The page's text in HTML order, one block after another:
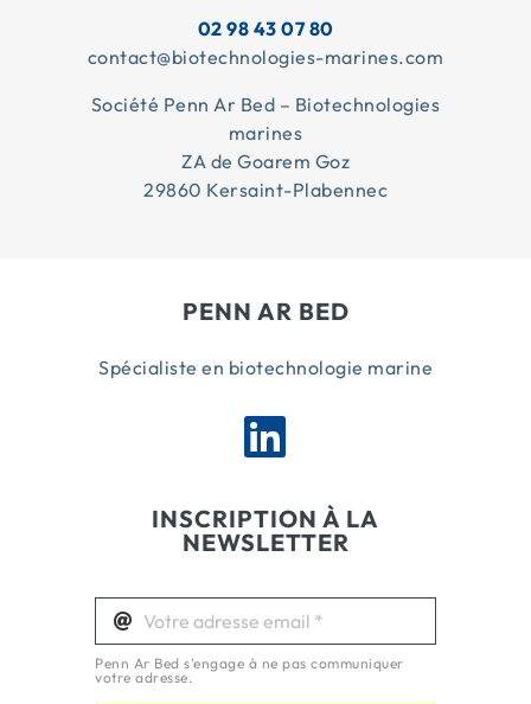
02 98 43 07 80
contact@biotechnologies-marines.com
Société Penn Ar Bed – Biotechnologies
marines
ZA de Goarem Goz
29860 Kersaint-Plabennec
PENN AR BED
Spécialiste en biotechnologie marine
INSCRIPTION À LA
NEWSLETTER
Penn Ar Bed s'engage à ne pas communiquer
votre adresse.